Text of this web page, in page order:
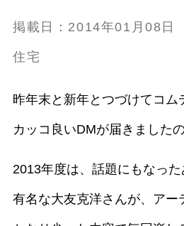
掲載日：2014年01月08日
住宅
昨年末と新年とつづけてコム
カッコ良いDMが届きました
2013年度は、話題にもなっ
有名な大友克洋さんが、アー